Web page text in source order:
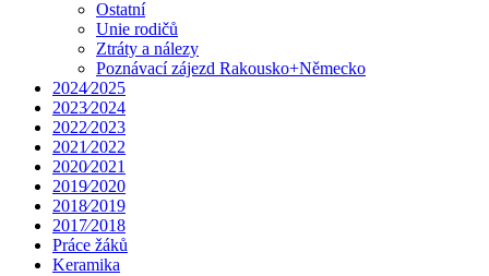
Ostatní
Unie rodičů
Ztráty a nálezy
Poznávací zájezd Rakousko+Německo
2024⁄2025
2023⁄2024
2022⁄2023
2021⁄2022
2020⁄2021
2019⁄2020
2018⁄2019
2017⁄2018
Práce žáků
Keramika